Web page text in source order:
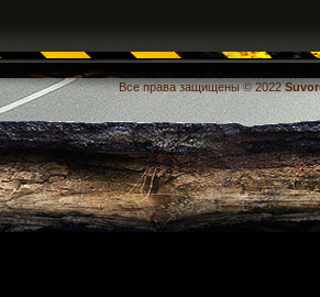
Все права защищены © 2022